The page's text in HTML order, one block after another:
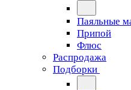
Паяльные
Припой
Флюс
Распродажа
Подборки